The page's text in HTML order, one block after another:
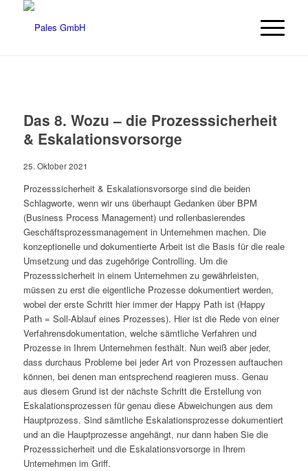
Das 8. Wozu – die Prozesssicherheit
& Eskalationsvorsorge
25. Oktober 2021
Prozesssicherheit & Eskalationsvorsorge sind die beiden
Schlagworte, wenn wir uns überhaupt Gedanken über BPM
(Business Process Management) und rollenbasierendes
Geschäftsprozessmanagement in Unternehmen machen. Die
konzeptionelle und dokumentierte Arbeit ist die Basis für die reale
Umsetzung und das zugehörige Controlling. Um die
Prozesssicherheit in einem Unternehmen zu gewährleisten,
müssen zu erst die eigentliche Prozesse dokumentiert werden,
wobei der erste Schritt hier immer der Happy Path ist (Happy
Path = Soll-Ablauf eines Prozesses). Hier ist die Rede von einer
Verfahrensdokumentation, welche sämtliche Verfahren und
Prozesse in Ihrem Unternehmen festhält. Nun weiß aber jeder,
dass durchaus Probleme bei jeder Art von Prozessen auftauchen
können, bei denen man entsprechend reagieren muss. Genau
aus diesem Grund ist der nächste Schritt die Erstellung von
Eskalationsprozessen für genau diese Abweichungen aus dem
Hauptprozess. Sind sämtliche Eskalationsprozesse dokumentiert
und an die Hauptprozesse angehängt, nur dann haben Sie die
Prozesssicherheit und die Eskalationsvorsorge in Ihrem
Unternehmen im Griff.